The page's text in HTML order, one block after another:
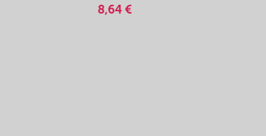
8,64 €